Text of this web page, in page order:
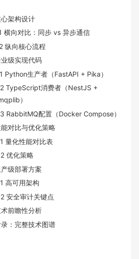
架构设计
横向对比：同步 vs 异步通信
纵向核心流程
级实现代码
Python生产者（FastAPI + Pika）
TypeScript消费者（NestJS +
）
RabbitMQ配置（Docker Compose）
对比与优化策略
量化性能对比表
优化策略
级部署方案
高可用架构
安全审计关键点
前瞻性分析
：完整技术图谱